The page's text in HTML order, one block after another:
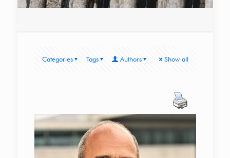
Categories Tags Authors Show all